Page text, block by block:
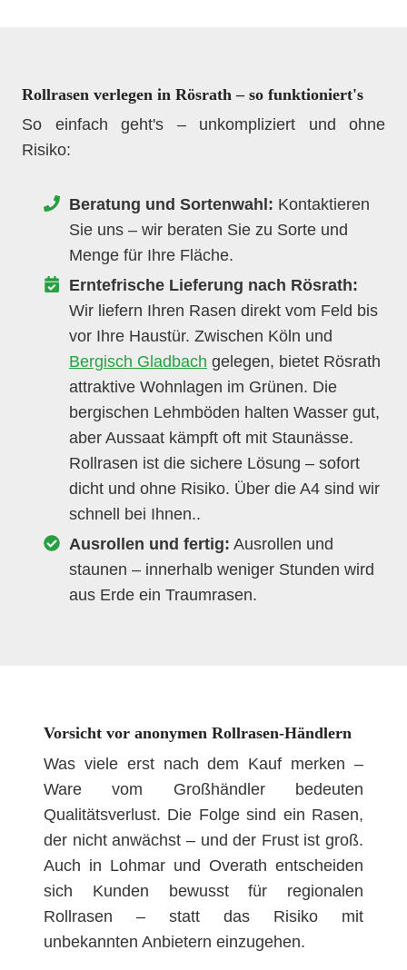
Rollrasen verlegen in Rösrath – so funktioniert's
So einfach geht's – unkompliziert und ohne
Risiko:
Beratung und Sortenwahl: Kontaktieren
Sie uns – wir beraten Sie zu Sorte und
Menge für Ihre Fläche.
Erntefrische Lieferung nach Rösrath:
Wir liefern Ihren Rasen direkt vom Feld bis
vor Ihre Haustür. Zwischen Köln und
Bergisch Gladbach gelegen, bietet Rösrath
attraktive Wohnlagen im Grünen. Die
bergischen Lehmböden halten Wasser gut,
aber Aussaat kämpft oft mit Staunässe.
Rollrasen ist die sichere Lösung – sofort
dicht und ohne Risiko. Über die A4 sind wir
schnell bei Ihnen..
Ausrollen und fertig: Ausrollen und
staunen – innerhalb weniger Stunden wird
aus Erde ein Traumrasen.
Vorsicht vor anonymen Rollrasen-Händlern
Was viele erst nach dem Kauf merken –
Ware vom Großhändler bedeuten
Qualitätsverlust. Die Folge sind ein Rasen,
der nicht anwächst – und der Frust ist groß.
Auch in Lohmar und Overath entscheiden
sich Kunden bewusst für regionalen
Rollrasen – statt das Risiko mit
unbekannten Anbietern einzugehen.